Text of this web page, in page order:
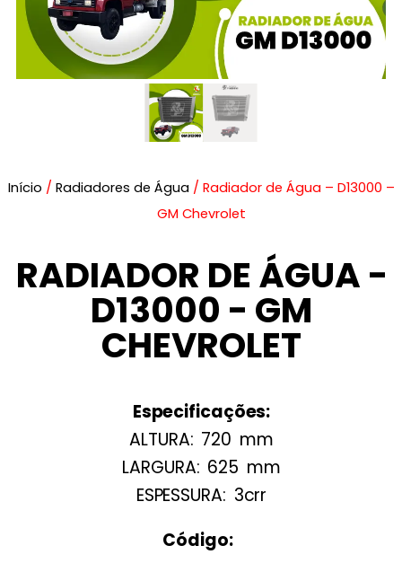
Início / Radiadores de Água / Radiador de Água – D13000 –
GM Chevrolet
RADIADOR DE ÁGUA -
D13000 - GM
CHEVROLET
Especificações:
ALTURA: 720 mm
LARGURA: 625 mm
ESPESSURA: 3crr
Código: